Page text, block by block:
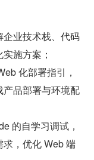
业技术栈、代码
施方案；
化部署指引，
品部署与环境配
的自学习调试，
，优化 Web 端